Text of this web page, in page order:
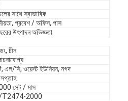
সাথে স্বাভাবিক
প্রবেশ / অফিস, পাস
উৎপাদন অভিজ্ঞতা
চীন
এল/সি, ওয়েস্ট ইউনিয়ন, নগদ
সেট / মাস
T2474-2000